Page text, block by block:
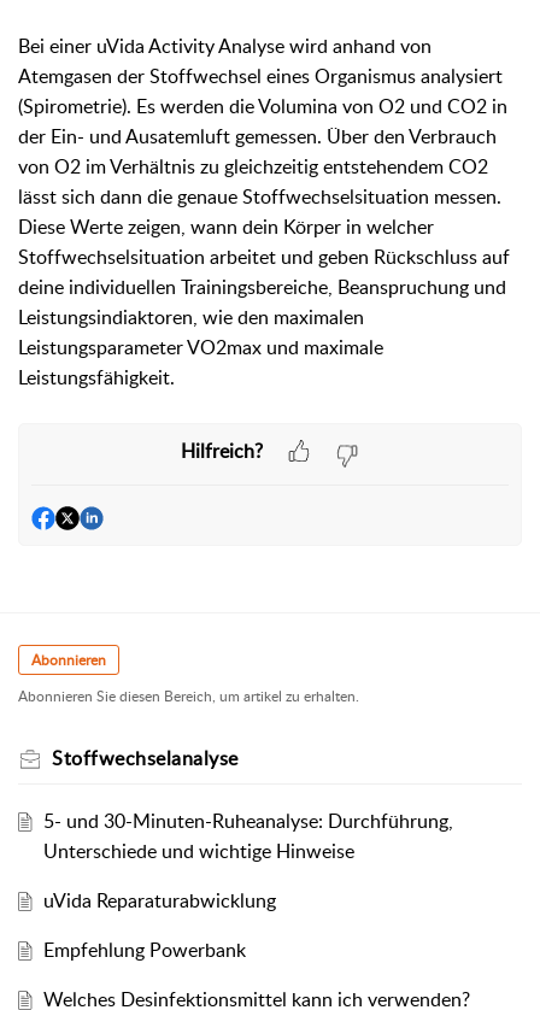
Bei einer uVida Activity Analyse wird anhand von
Atemgasen der Stoffwechsel eines Organismus analysiert
(Spirometrie). Es werden die Volumina von O2 und CO2 in
der Ein- und Ausatemluft gemessen. Über den Verbrauch
von O2 im Verhältnis zu gleichzeitig entstehendem CO2
lässt sich dann die genaue Stoffwechselsituation messen.
Diese Werte zeigen, wann dein Körper in welcher
Stoffwechselsituation arbeitet und geben Rückschluss auf
deine individuellen Trainingsbereiche, Beanspruchung und
Leistungsindiaktoren, wie den maximalen
Leistungsparameter VO2max und maximale
Leistungsfähigkeit.
Hilfreich?
Abonnieren
Abonnieren Sie diesen Bereich, um artikel zu erhalten.
Stoffwechselanalyse
5- und 30-Minuten-Ruheanalyse: Durchführung,
Unterschiede und wichtige Hinweise
uVida Reparaturabwicklung
Empfehlung Powerbank
Welches Desinfektionsmittel kann ich verwenden?